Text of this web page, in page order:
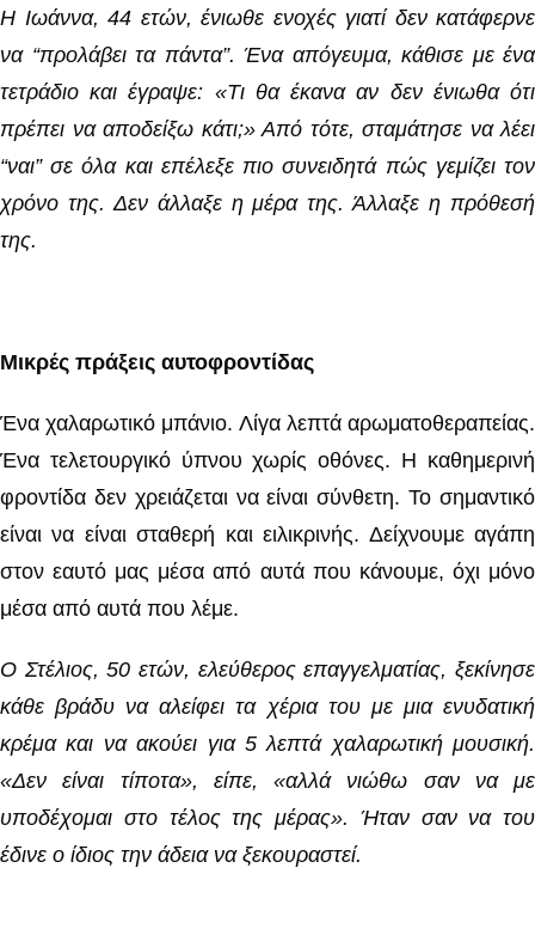
Η Ιωάννα, 44 ετών, ένιωθε ενοχές γιατί δεν κατάφερνε
να “προλάβει τα πάντα”. Ένα απόγευμα, κάθισε με ένα
τετράδιο και έγραψε: «Τι θα έκανα αν δεν ένιωθα ότι
πρέπει να αποδείξω κάτι;» Από τότε, σταμάτησε να λέει
“ναι” σε όλα και επέλεξε πιο συνειδητά πώς γεμίζει τον
χρόνο της. Δεν άλλαξε η μέρα της. Άλλαξε η πρόθεσή
της.
Μικρές πράξεις αυτοφροντίδας
Ένα χαλαρωτικό μπάνιο. Λίγα λεπτά αρωματοθεραπείας.
Ένα τελετουργικό ύπνου χωρίς οθόνες. Η καθημερινή
φροντίδα δεν χρειάζεται να είναι σύνθετη. Το σημαντικό
είναι να είναι σταθερή και ειλικρινής. Δείχνουμε αγάπη
στον εαυτό μας μέσα από αυτά που κάνουμε, όχι μόνο
μέσα από αυτά που λέμε.
Ο Στέλιος, 50 ετών, ελεύθερος επαγγελματίας, ξεκίνησε
κάθε βράδυ να αλείφει τα χέρια του με μια ενυδατική
κρέμα και να ακούει για 5 λεπτά χαλαρωτική μουσική.
«Δεν είναι τίποτα», είπε, «αλλά νιώθω σαν να με
υποδέχομαι στο τέλος της μέρας». Ήταν σαν να του
έδινε ο ίδιος την άδεια να ξεκουραστεί.